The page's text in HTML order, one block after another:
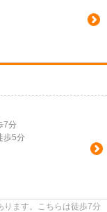
7分
歩5分
ります。こちらは徒歩7分